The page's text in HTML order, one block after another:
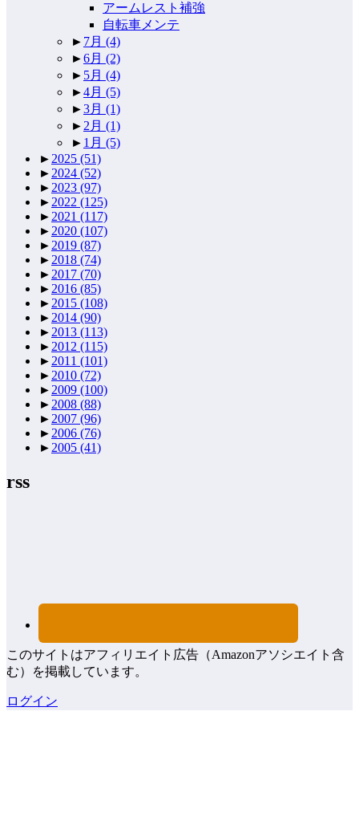
アームレスト補強
自転車メンテ
► 7月 (4)
►6月 (2)
► 5月 (4)
►4月 (5)
►3月 (1)
► 2月 (1)
► 1月 (5)
► 2025 (51)
► 2024 (52)
► 2023 (97)
► 2022 (125)
► 2021 (117)
► 2020 (107)
► 2019 (87)
► 2018 (74)
► 2017 (70)
► 2016 (85)
► 2015 (108)
► 2014 (90)
► 2013 (113)
► 2012 (115)
► 2011 (101)
► 2010 (72)
► 2009 (100)
► 2008 (88)
► 2007 (96)
► 2006 (76)
► 2005 (41)
rss
このサイトはアフィリエイト広告（Amazonアソシエイト含
む）を掲載しています。
ログイン